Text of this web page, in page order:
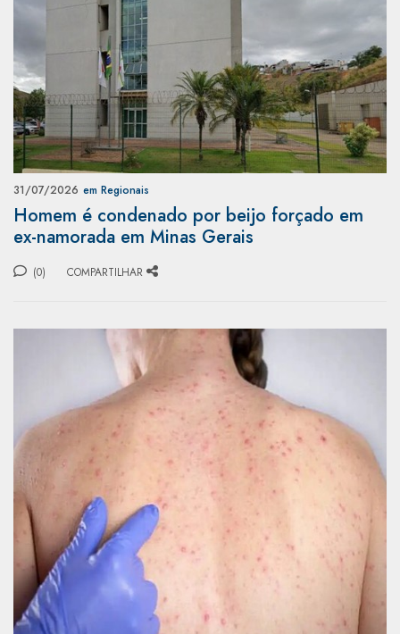
31/07/2026 em Regionais
Homem é condenado por beijo forçado em
ex-namorada em Minas Gerais
(0) COMPARTILHAR